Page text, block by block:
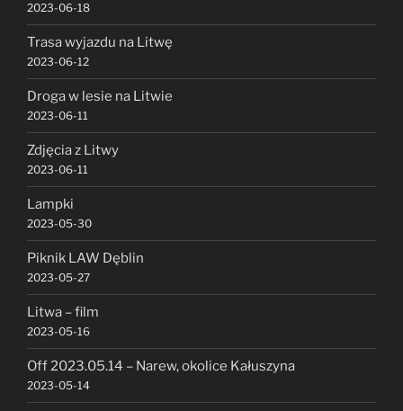
2023-06-18
Trasa wyjazdu na Litwę
2023-06-12
Droga w lesie na Litwie
2023-06-11
Zdjęcia z Litwy
2023-06-11
Lampki
2023-05-30
Piknik LAW Dęblin
2023-05-27
Litwa – film
2023-05-16
Off 2023.05.14 – Narew, okolice Kałuszyna
2023-05-14